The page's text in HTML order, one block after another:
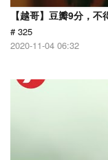
【越哥】豆瓣9分，
# 325
2020-11-04 06:32